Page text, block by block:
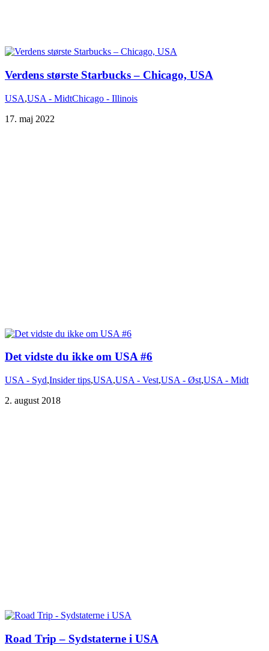
Verdens største Starbucks – Chicago, USA
USA,USA - MidtChicago - Illinois
17. maj 2022
Det vidste du ikke om USA #6
USA - Syd,Insider tips,USA,USA - Vest,USA - Øst,USA - Midt
2. august 2018
Road Trip – Sydstaterne i USA